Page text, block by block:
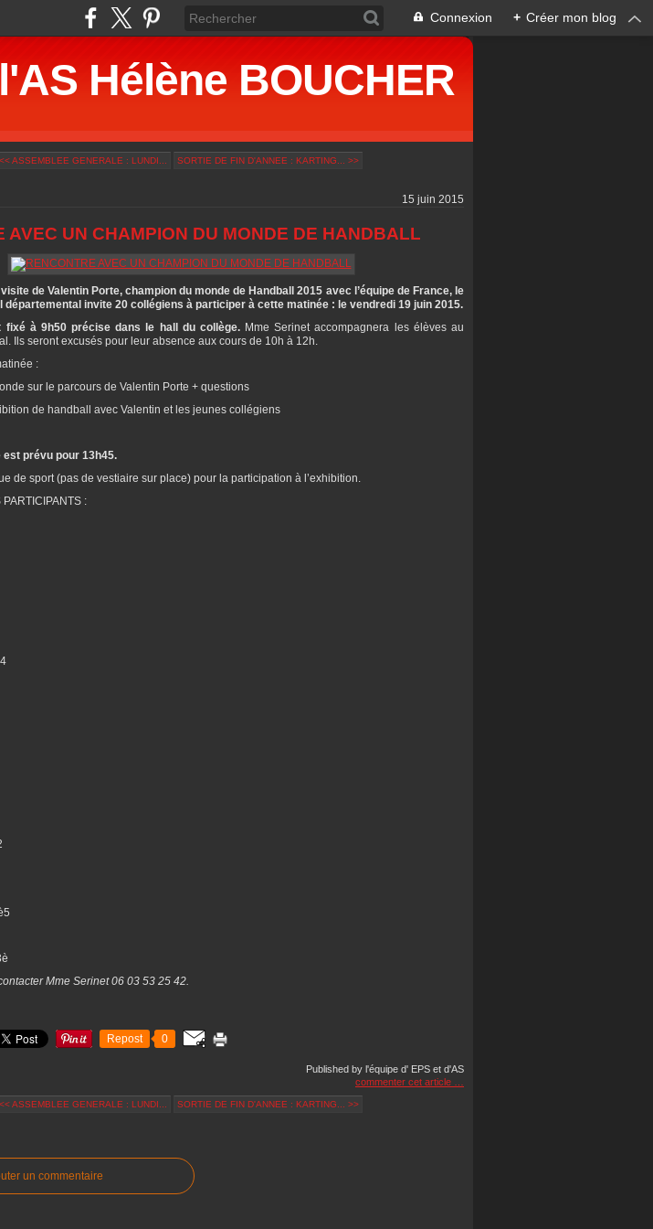
Connexion + Créer mon blog
Hélène BOUCHER
<< ASSEMBLEE GENERALE : LUNDI... SORTIE DE FIN D'ANNEE : KARTING... >>
15 juin 2015
AVEC UN CHAMPION DU MONDE DE HANDBALL
de Valentin Porte, champion du monde de Handball 2015 avec l’équipe de France, le
départemental invite 20 collégiens à participer à cette matinée : le vendredi 19 juin 2015.
fixé à 9h50 précise dans le hall du collège.Mme Serinet accompagnera les élèves au
Ils seront excusés pour leur absence aux cours de 10h à 12h.
:
sur le parcours de Valentin Porte + questions
de handball avec Valentin et les jeunes collégiens
est prévu pour 13h45.
de sport (pas de vestiaire sur place) pour la participation à l’exhibition.
:
Mme Serinet 06 03 53 25 42.
Repost 0
Published by l'équipe d' EPS et d'AS
commenter cet article
<< ASSEMBLEE GENERALE : LUNDI... SORTIE DE FIN D'ANNEE : KARTING... >>
un commentaire